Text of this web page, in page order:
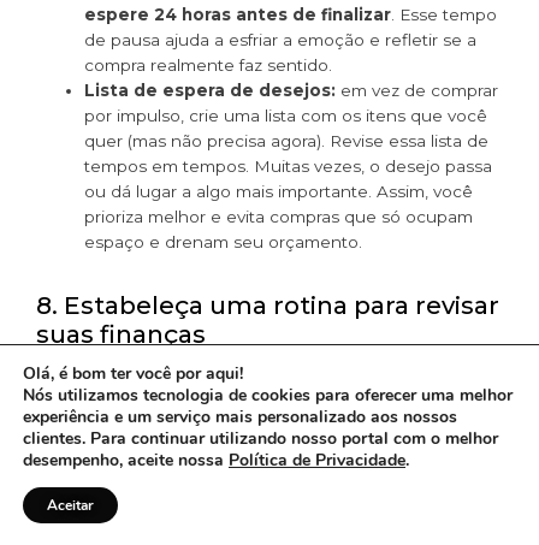
espere 24 horas antes de finalizar . Esse tempo
de pausa ajuda a esfriar a emoção e refletir se a
compra realmente faz sentido.
Lista de espera de desejos: em vez de comprar
por impulso, crie uma lista com os itens que você
quer (mas não precisa agora). Revise essa lista de
tempos em tempos. Muitas vezes, o desejo passa
ou dá lugar a algo mais importante. Assim, você
prioriza melhor e evita compras que só ocupam
espaço e drenam seu orçamento.
8. Estabeleça uma rotina para revisar
suas finanças
O ideal é escolher um momento do mês para sentar
com calma, de preferência em um ambiente tranquilo, e
analisar suas entradas, saídas e objetivos. Você
pode usar uma planilha simples, um aplicativo de
controle financeiro ou até um caderno. O mais
importante aqui é a constância. Quando essa revisão vira
Olá, é bom ter você por aqui!
Nós utilizamos tecnologia de cookies para oferecer uma melhor
experiência e um serviço mais personalizado aos nossos
clientes. Para continuar utilizando nosso portal com o melhor
desempenho, aceite nossa Política de Privacidade.
Aceitar